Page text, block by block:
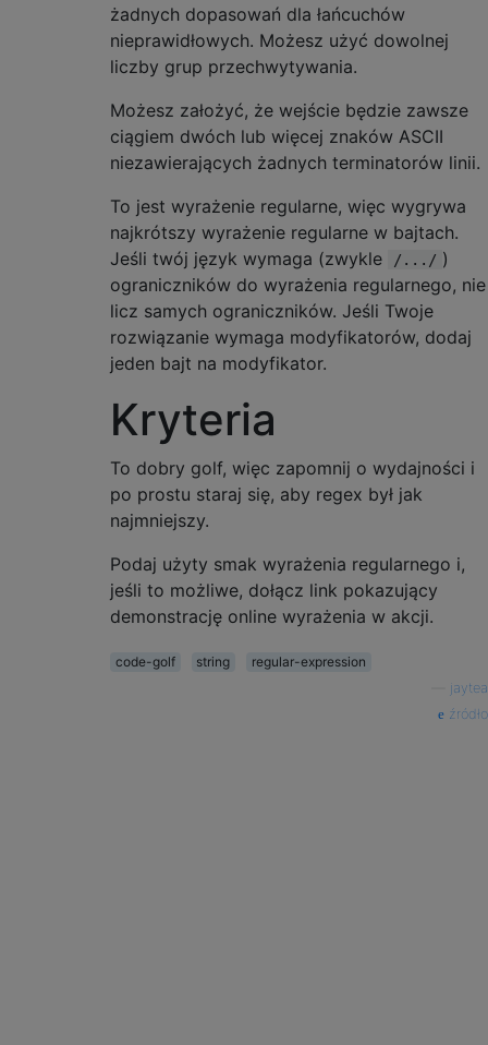
żadnych dopasowań dla łańcuchów
nieprawidłowych. Możesz użyć dowolnej
liczby grup przechwytywania.
Możesz założyć, że wejście będzie zawsze
ciągiem dwóch lub więcej znaków ASCII
niezawierających żadnych terminatorów linii.
To jest wyrażenie regularne, więc wygrywa
najkrótszy wyrażenie regularne w bajtach.
Jeśli twój język wymaga (zwykle
/.../ )
ograniczników do wyrażenia regularnego, nie
licz samych ograniczników. Jeśli Twoje
rozwiązanie wymaga modyfikatorów, dodaj
jeden bajt na modyfikator.
Kryteria
To dobry golf, więc zapomnij o wydajności i
po prostu staraj się, aby regex był jak
najmniejszy.
Podaj użyty smak wyrażenia regularnego i,
jeśli to możliwe, dołącz link pokazujący
demonstrację online wyrażenia w akcji.
code-golf string
regular-expression
jaytea
źródło